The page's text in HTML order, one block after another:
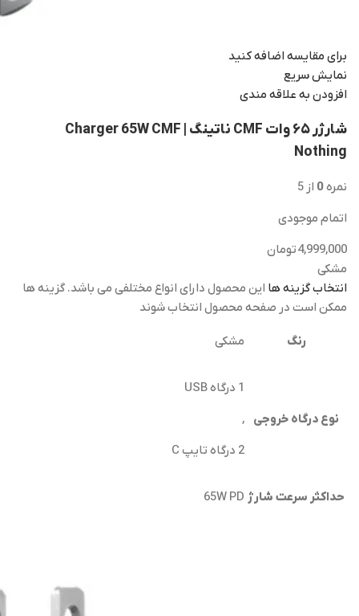
برای مقایسه اضافه کنید
نمایش سریع
افزودن به علاقه مندی
شارژر ۶۵ وات CMF ناتینگ | Charger 65W CMF
Nothing
نمره0 از 5
اتمام موجودی
4,999,000تومان
مشکی
انتخاب گزینه ها این محصول دارای انواع مختلفی می باشد. گزینه ها
ممکن است در صفحه محصول انتخاب شوند
رنگ مشکی
نوع درگاه خروجی
1 درگاه USB
,
2 درگاه تایپ C
حداکثر سرعت شارژ 65W PD